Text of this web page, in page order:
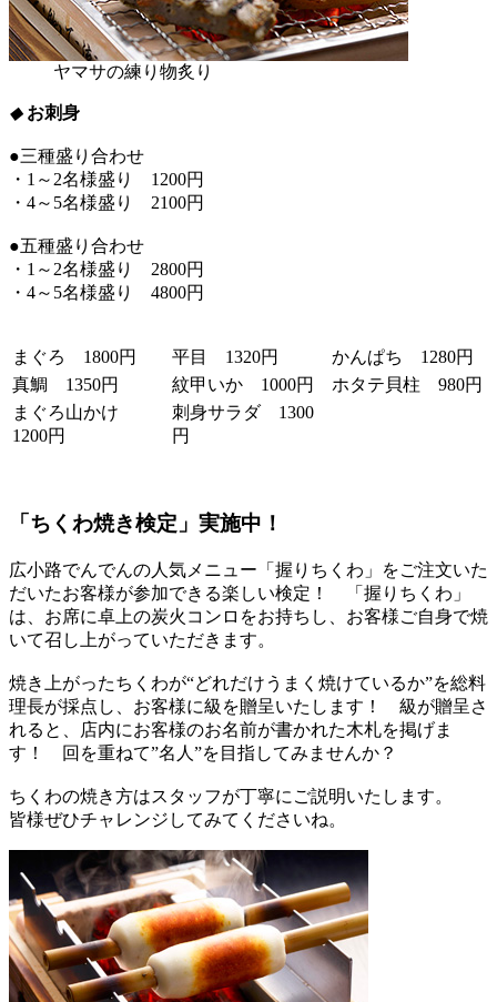
ヤマサの練り物炙り
◆ お刺身
●三種盛り合わせ
・1～2名様盛り 1200円
・4～5名様盛り 2100円
●五種盛り合わせ
・1～2名様盛り 2800円
・4～5名様盛り 4800円
まぐろ 1800円 平目 1320円
かんぱち 1280円
真鯛 1350円
紋甲いか 1000円
ホタテ貝柱 980円
まぐろ山かけ
1200円
刺身サラダ 1300
円
「ちくわ焼き検定」実施中！
広小路でんでんの人気メニュー「握りちくわ」をご注文いた
だいたお客様が参加できる楽しい検定！ 「握りちくわ」
は、お席に卓上の炭火コンロをお持ちし、お客様ご自身で焼
いて召し上がっていただきます。
焼き上がったちくわが“どれだけうまく焼けているか”を総料
理長が採点し、お客様に級を贈呈いたします！ 級が贈呈さ
れると、店内にお客様のお名前が書かれた木札を掲げま
す！ 回を重ねて”名人”を目指してみませんか？
ちくわの焼き方はスタッフが丁寧にご説明いたします。
皆様ぜひチャレンジしてみてくださいね。